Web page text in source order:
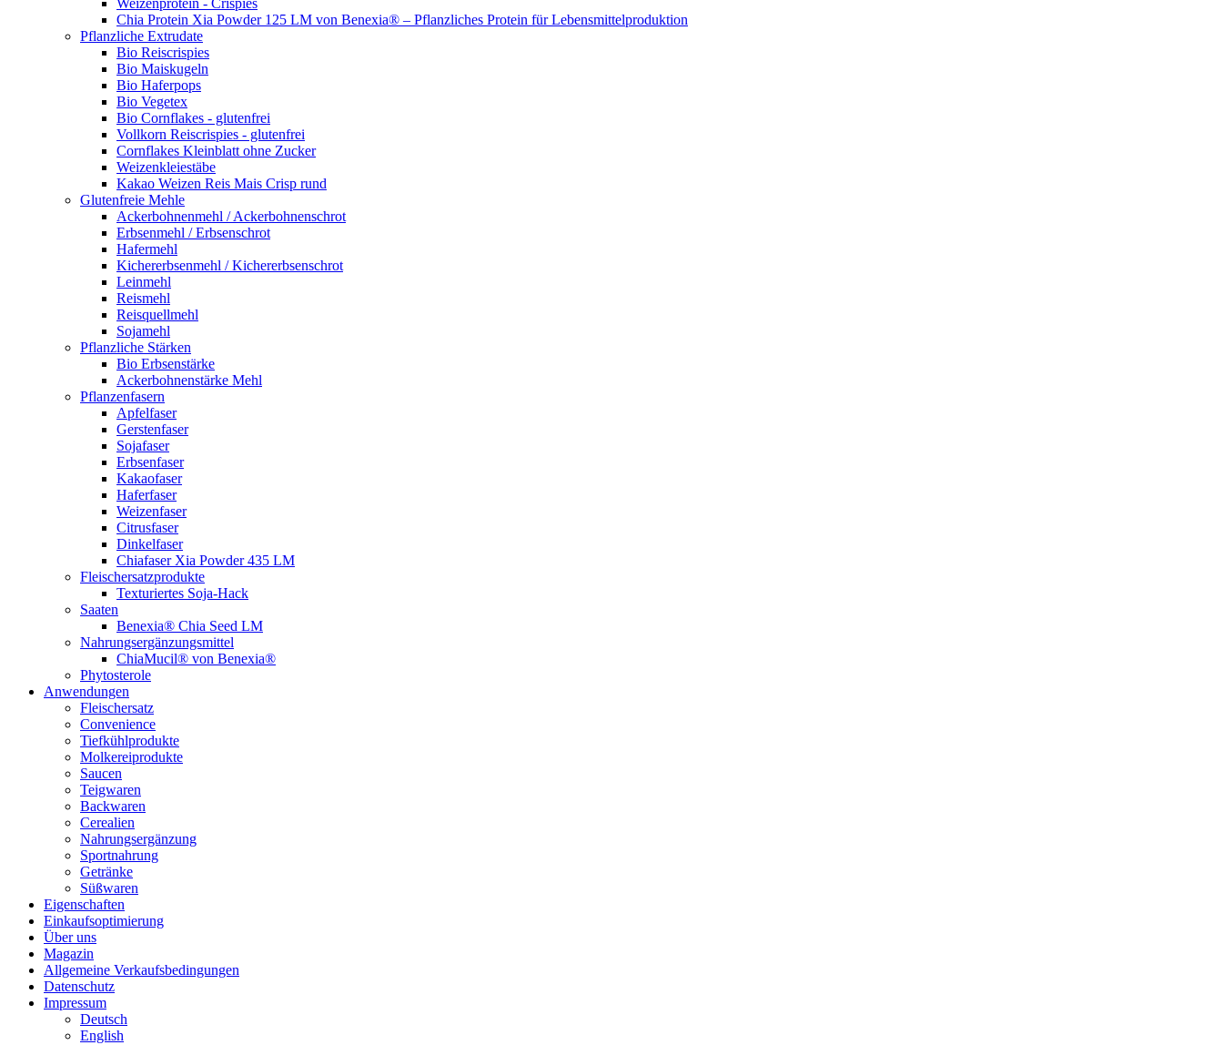
Weizenprotein - Crispies
Chia Protein Xia Powder 125 LM von Benexia® – Pflanzliches Protein für Lebensmittelproduktion
Pflanzliche Extrudate
Bio Reiscrispies
Bio Maiskugeln
Bio Haferpops
Bio Vegetex
Bio Cornflakes - glutenfrei
Vollkorn Reiscrispies - glutenfrei
Cornflakes Kleinblatt ohne Zucker
Weizenkleiestäbe
Kakao Weizen Reis Mais Crisp rund
Glutenfreie Mehle
Ackerbohnenmehl / Ackerbohnenschrot
Erbsenmehl / Erbsenschrot
Hafermehl
Kichererbsenmehl / Kichererbsenschrot
Leinmehl
Reismehl
Reisquellmehl
Sojamehl
Pflanzliche Stärken
Bio Erbsenstärke
Ackerbohnenstärke Mehl
Pflanzenfasern
Apfelfaser
Gerstenfaser
Sojafaser
Erbsenfaser
Kakaofaser
Haferfaser
Weizenfaser
Citrusfaser
Dinkelfaser
Chiafaser Xia Powder 435 LM
Fleischersatzprodukte
Texturiertes Soja-Hack
Saaten
Benexia® Chia Seed LM
Nahrungsergänzungsmittel
ChiaMucil® von Benexia®
Phytosterole
Anwendungen
Fleischersatz
Convenience
Tiefkühlprodukte
Molkereiprodukte
Saucen
Teigwaren
Backwaren
Cerealien
Nahrungsergänzung
Sportnahrung
Getränke
Süßwaren
Eigenschaften
Einkaufsoptimierung
Über uns
Magazin
Allgemeine Verkaufsbedingungen
Datenschutz
Impressum
Deutsch
English